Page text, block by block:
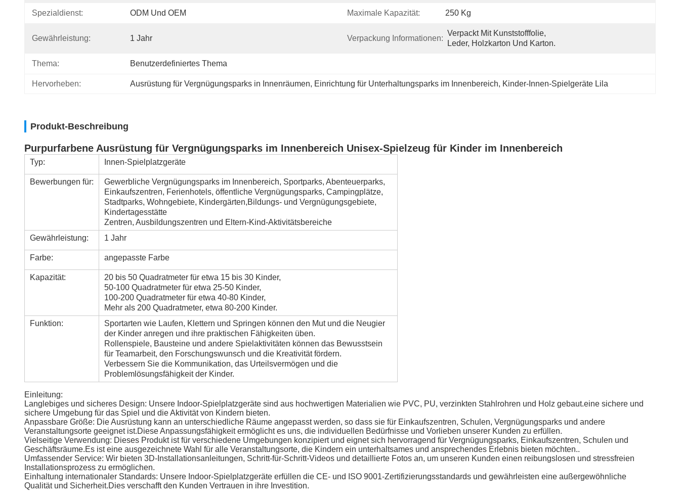
Spezialdienst: ODM Und OEM Maximale Kapazität: 250 Kg
Gewährleistung: 1 Jahr Verpackung Informationen:
Verpackt Mit Kunststofffolie,
Leder, Holzkarton Und Karton.
Thema: Benutzerdefiniertes Thema
Hervorheben: Ausrüstung für Vergnügungsparks in Innenräumen, Einrichtung für Unterhaltungsparks im Innenbereich, Kinder-Innen-Spielgeräte Lila
Produkt-Beschreibung
Purpurfarbene Ausrüstung für Vergnügungsparks im Innenbereich Unisex-Spielzeug für Kinder im Innenbereich
Typ: Innen-Spielplatzgeräte
Bewerbungen für:
Gewerbliche Vergnügungsparks im Innenbereich, Sportparks, Abenteuerparks,
Einkaufszentren, Ferienhotels, öffentliche Vergnügungsparks, Campingplätze,
Stadtparks, Wohngebiete, Kindergärten,Bildungs- und Vergnügungsgebiete,
Kindertagesstätte
Zentren, Ausbildungszentren und Eltern-Kind-Aktivitätsbereiche
Gewährleistung:
1 Jahr
Farbe: angepasste Farbe
Kapazität:
20 bis 50 Quadratmeter für etwa 15 bis 30 Kinder,
50-100 Quadratmeter für etwa 25-50 Kinder,
100-200 Quadratmeter für etwa 40-80 Kinder,
Mehr als 200 Quadratmeter, etwa 80-200 Kinder.
Funktion:
Sportarten wie Laufen, Klettern und Springen können den Mut und die Neugier
der Kinder anregen und ihre praktischen Fähigkeiten üben.
Rollenspiele, Bausteine und andere Spielaktivitäten können das Bewusstsein
für Teamarbeit, den Forschungswunsch und die Kreativität fördern.
Verbessern Sie die Kommunikation, das Urteilsvermögen und die
Problemlösungsfähigkeit der Kinder.
Einleitung:
Langlebiges und sicheres Design: Unsere Indoor-Spielplatzgeräte sind aus hochwertigen Materialien wie PVC, PU, verzinkten Stahlrohren und Holz gebaut.eine sichere und
sichere Umgebung für das Spiel und die Aktivität von Kindern bieten.
Anpassbare Größe: Die Ausrüstung kann an unterschiedliche Räume angepasst werden, so dass sie für Einkaufszentren, Schulen, Vergnügungsparks und andere
Veranstaltungsorte geeignet ist.Diese Anpassungsfähigkeit ermöglicht es uns, die individuellen Bedürfnisse und Vorlieben unserer Kunden zu erfüllen.
Vielseitige Verwendung: Dieses Produkt ist für verschiedene Umgebungen konzipiert und eignet sich hervorragend für Vergnügungsparks, Einkaufszentren, Schulen und
Geschäftsräume.Es ist eine ausgezeichnete Wahl für alle Veranstaltungsorte, die Kindern ein unterhaltsames und ansprechendes Erlebnis bieten möchten..
Umfassender Service: Wir bieten 3D-Installationsanleitungen, Schritt-für-Schritt-Videos und detaillierte Fotos an, um unseren Kunden einen reibungslosen und stressfreien
Installationsprozess zu ermöglichen.
Einhaltung internationaler Standards: Unsere Indoor-Spielplatzgeräte erfüllen die CE- und ISO 9001-Zertifizierungsstandards und gewährleisten eine außergewöhnliche
Qualität und Sicherheit.Dies verschafft den Kunden Vertrauen in ihre Investition.